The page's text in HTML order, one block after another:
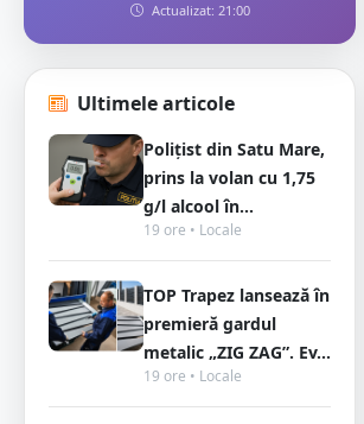
Actualizat: 21:00
Ultimele articole
Polițist din Satu Mare,
prins la volan cu 1,75
g/l alcool în...
19 ore • Locale
TOP Trapez lansează în
premieră gardul
metalic „ZIG ZAG”. Ev...
19 ore • Locale